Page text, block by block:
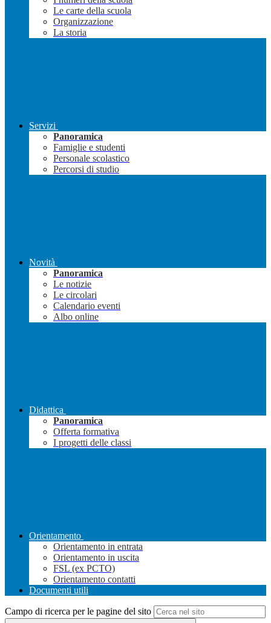
Le carte della scuola
Organizzazione
La storia
Servizi
Panoramica
Famiglie e studenti
Personale scolastico
Percorsi di studio
Novità
Panoramica
Le notizie
Le circolari
Calendario eventi
Albo online
Didattica
Panoramica
Offerta formativa
I progetti delle classi
Orientamento
Orientamento in entrata
Orientamento in uscita
FSL (ex PCTO)
Orientamento contatti
Documenti utili
Campo di ricerca per le pagine del sito